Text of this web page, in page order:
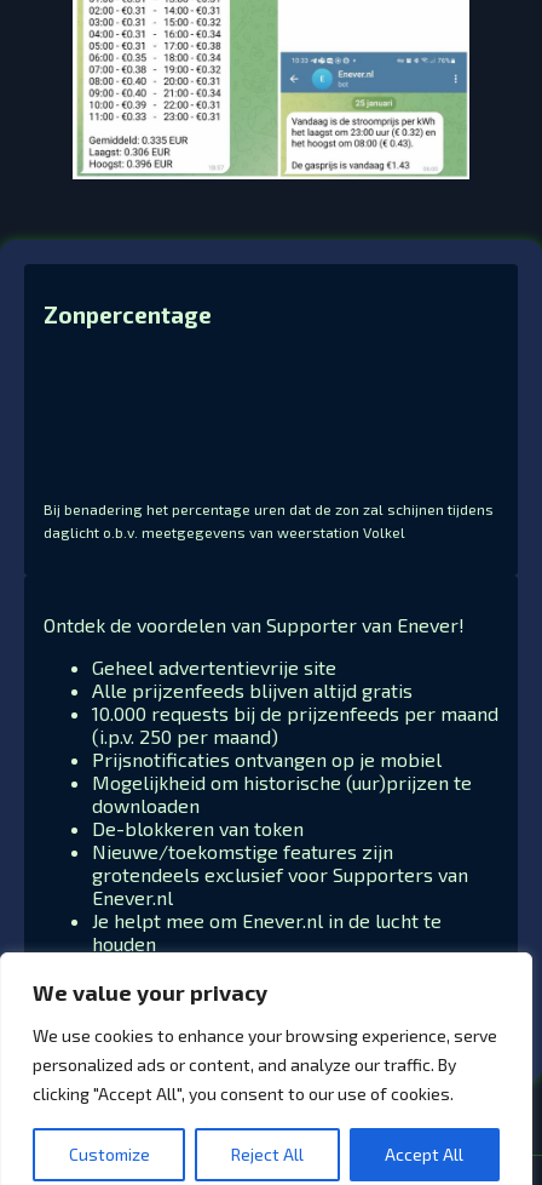
We value your privacy
We use cookies to enhance your browsing experience, serve
personalized ads or content, and analyze our traffic. By
clicking "Accept All", you consent to our use of cookies.
Customize Reject All Accept All
Zonpercentage
Bij benadering het percentage uren dat de zon zal schijnen tijdens
daglicht o.b.v. meetgegevens van weerstation Volkel
Ontdek de voordelen van Supporter van Enever!
Geheel advertentievrije site
Alle prijzenfeeds blijven altijd gratis
10.000 requests bij de prijzenfeeds per maand
(i.p.v. 250 per maand)
Prijsnotificaties ontvangen op je mobiel
Mogelijkheid om historische (uur)prijzen te
downloaden
De-blokkeren van token
Nieuwe/toekomstige features zijn
grotendeels exclusief voor Supporters van
Enever.nl
Je helpt mee om Enever.nl in de lucht te
houden